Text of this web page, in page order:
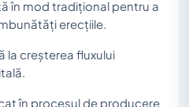
în mod tradițional pentru a
erecțiile.
la creșterea fluxului
în procesul de producere